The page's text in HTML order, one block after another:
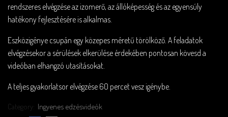
rendszeres elvégzése az izomerő, az állóképesség és az egyensúly
hatékony fejlesztésére is alkalmas.
Eszközigénye csupán egy közepes méretű törölköző. A feladatok
elvégzésekor a sérülések elkerülése érdekében pontosan kövesd a
videóban elhangzó utasításokat.
A teljes gyakorlatsor elvégzése 60 percet vesz igénybe.
Category: Ingyenes edzésvideók